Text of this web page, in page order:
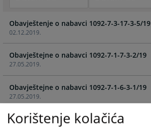
forward
to
interact
with
the
calendar
and
select
date.
forward
interact
with
calendar
and
date.
02.12.2019.
Obavještenje o nabavci 1092-7-3-17-3-5/19
27.05.2019.
Obavještejne o nabavci 1092-7-1-7-3-2/19
27.05.2019.
Obavještejne o nabavci 1092-7-1-6-3-1/19
Obavještejne o nabavci 1092-7-1-16-3-7/18
Korištenje kolačića